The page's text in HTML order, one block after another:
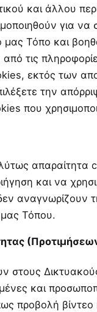
και άλλου
για να
μας Τόπο και
τις
εκτός των
την
που
απαραίτητα
και να
αναγνωρίζουν
μας Τόπου.
στους
και
προβολή